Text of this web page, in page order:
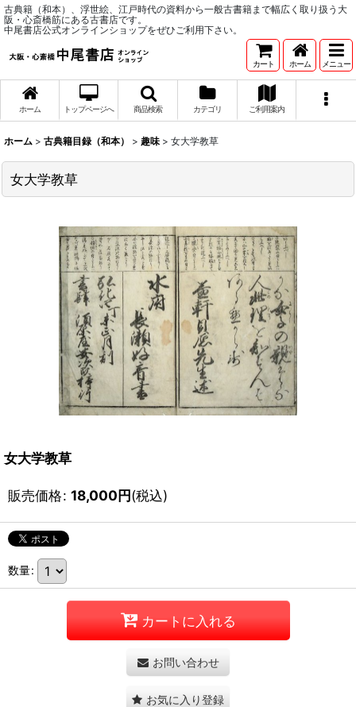
古典籍（和本）、浮世絵、江戸時代の資料から一般古書籍まで幅広く取り扱う大
阪・心斎橋筋にある古書店です。
中尾書店公式オンラインショップをぜひご利用下さい。
カート ホーム メニュー
ホーム トップページへ 商品検索 カテゴリ ご利用案内
ホーム > 古典籍目録（和本） > 趣味 > 女大学教草
女大学教草
女大学教草
販売価格: 18,000円(税込)
数量:
カートに入れる
お問い合わせ
お気に入り登録